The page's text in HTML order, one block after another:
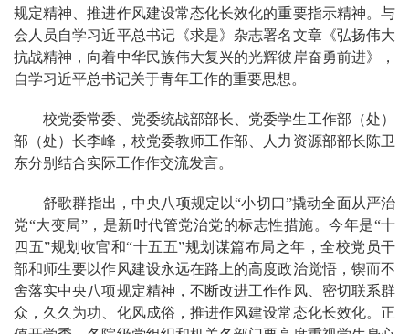
规定精神、推进作风建设常态化长效化的重要指示精神。与
会人员自学习近平总书记《求是》杂志署名文章《弘扬伟大
抗战精神，向着中华民族伟大复兴的光辉彼岸奋勇前进》，
自学习近平总书记关于青年工作的重要思想。
校党委常委、党委统战部部长、党委学生工作部（处）
部（处）长李峰，校党委教师工作部、人力资源部部长陈卫
东分别结合实际工作作交流发言。
舒歌群指出，中央八项规定以“小切口”撬动全面从严治
党“大变局”，是新时代管党治党的标志性措施。今年是“十
四五”规划收官和“十五五”规划谋篇布局之年，全校党员干
部和师生要以作风建设永远在路上的高度政治觉悟，锲而不
舍落实中央八项规定精神，不断改进工作作风、密切联系群
众，久久为功、化风成俗，推进作风建设常态化长效化。正